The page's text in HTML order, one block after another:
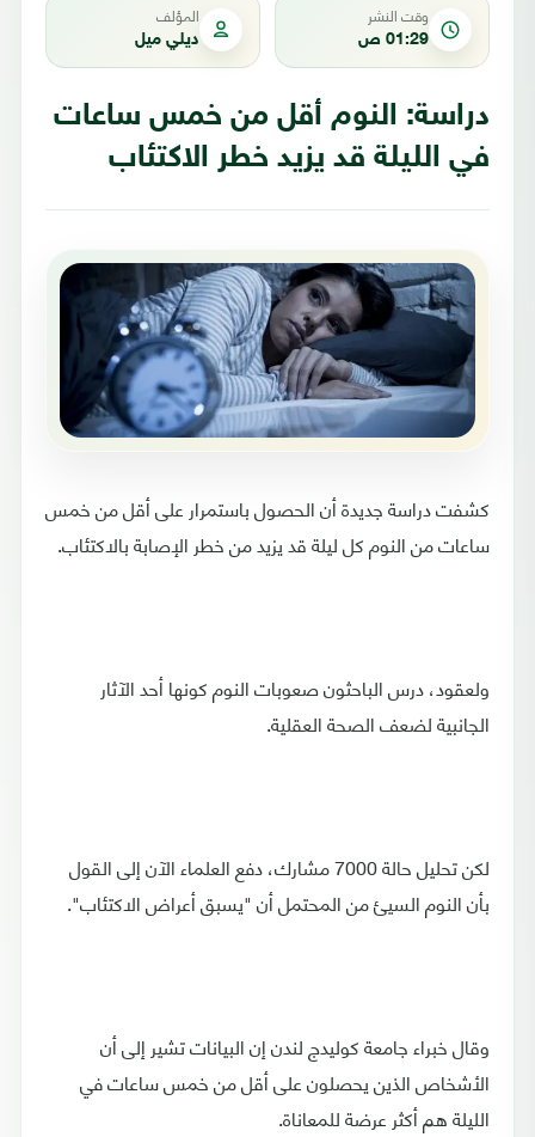
وقت النشر
01:29 ص
المؤلف
ديلي ميل
دراسة: النوم أقل من خمس ساعات
في الليلة قد يزيد خطر الاكتئاب
كشفت دراسة جديدة أن الحصول باستمرار على أقل من خمس
ساعات من النوم كل ليلة قد يزيد من خطر الإصابة بالاكتئاب.
ولعقود، درس الباحثون صعوبات النوم كونها أحد الآثار
الجانبية لضعف الصحة العقلية.
لكن تحليل حالة 7000 مشارك، دفع العلماء الآن إلى القول
بأن النوم السيئ من المحتمل أن "يسبق أعراض الاكتئاب".
وقال خبراء جامعة كوليدج لندن إن البيانات تشير إلى أن
الأشخاص الذين يحصلون على أقل من خمس ساعات في
الليلة هم أكثر عرضة للمعاناة.